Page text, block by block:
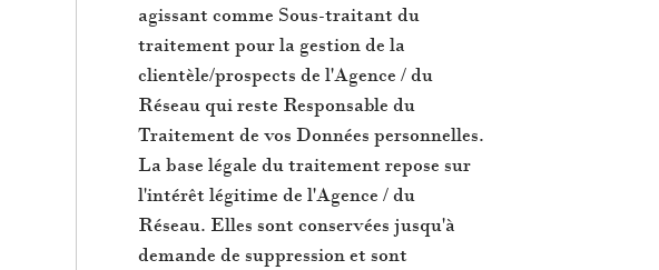
agissant comme Sous-traitant du
traitement pour la gestion de la
clientèle/prospects de l'Agence / du
Réseau qui reste Responsable du
Traitement de vos Données personnelles.
La base légale du traitement repose sur
l'intérêt légitime de l'Agence / du
Réseau. Elles sont conservées jusqu'à
demande de suppression et sont